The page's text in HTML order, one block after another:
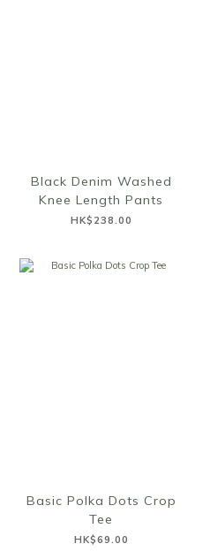
Black Denim Washed
Knee Length Pants
HK$238.00
Basic Polka Dots Crop
Tee
HK$69.00